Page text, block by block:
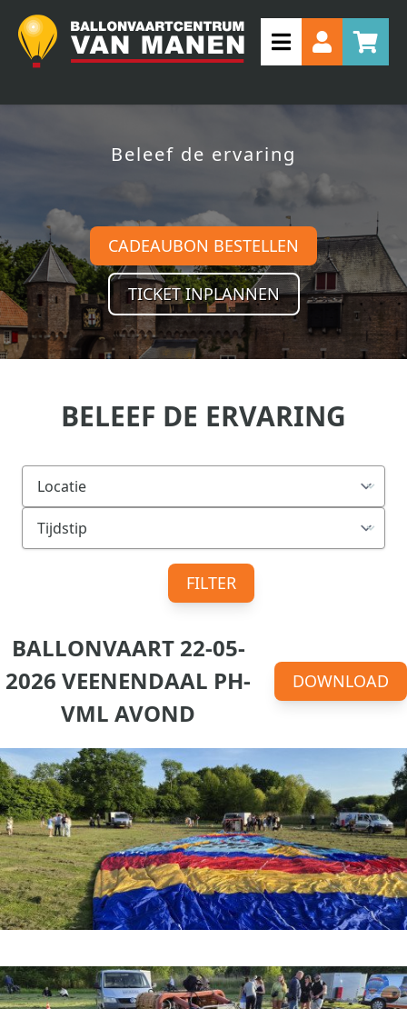
Beleef de ervaring
CADEAUBON BESTELLEN
TICKET INPLANNEN
BELEEF DE ERVARING
FILTER
BALLONVAART 22-05-
2026 VEENENDAAL PH-
VML AVOND
DOWNLOAD